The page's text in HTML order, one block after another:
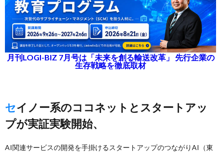
月刊LOGI-BIZ 7月号は「未来を創る輸送改革」 先行企業の
生存戦略を徹底取材
セイノー系のココネットとスタートアッ
プが実証実験開始、
AI関連サービスの開発を手掛けるスタートアップのつながりAI（東